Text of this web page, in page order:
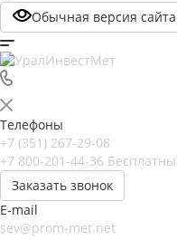
Обычная версия сайта
Телефоны
+7 (351) 267-29-08
+7 800-201-44-36
Заказать звонок
E-mail
sev@prom-met.net